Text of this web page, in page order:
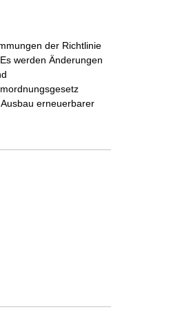
der Richtlinie
werden Änderungen
erneuerbarer